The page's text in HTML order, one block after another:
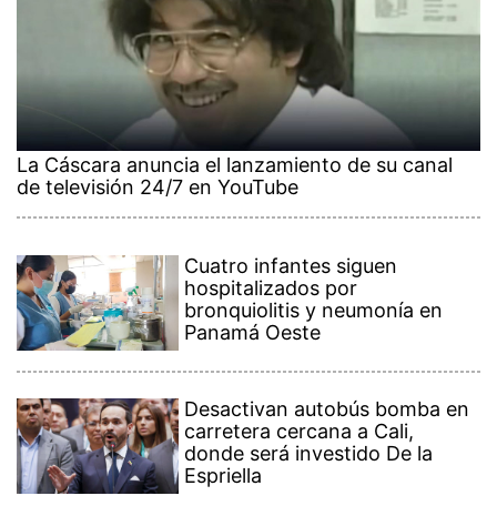
La Cáscara anuncia el lanzamiento de su canal
de televisión 24/7 en YouTube
Cuatro infantes siguen
hospitalizados por
bronquiolitis y neumonía en
Panamá Oeste
Desactivan autobús bomba en
carretera cercana a Cali,
donde será investido De la
Espriella